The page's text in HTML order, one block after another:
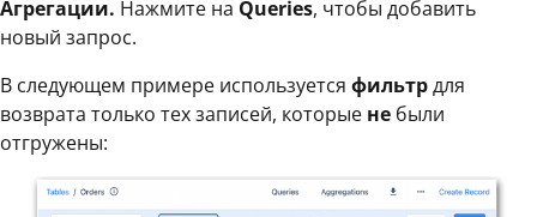
Агрегации. Нажмите на Queries, чтобы добавить
новый запрос.
В следующем примере используется фильтрдля
возврата только тех записей, которые не были
отгружены: